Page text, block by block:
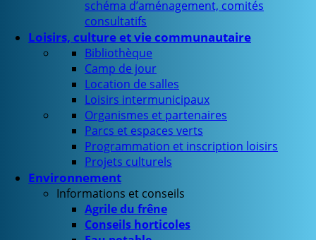
schéma d’aménagement, comités
consultatifs
Loisirs, culture et vie communautaire
Bibliothèque
Camp de jour
Location de salles
Loisirs intermunicipaux
Organismes et partenaires
Parcs et espaces verts
Programmation et inscription loisirs
Projets culturels
Environnement
Informations et conseils
Agrile du frêne
Conseils horticoles